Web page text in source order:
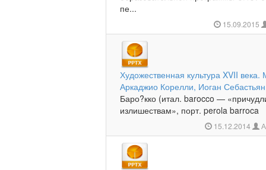
пе...
15.09.2015
Художественная культура XVII
Аркаджио Корелли, Иоган
Баро?кко (итал. barocco —
излишествам», порт. perola barroca
15.12.2014